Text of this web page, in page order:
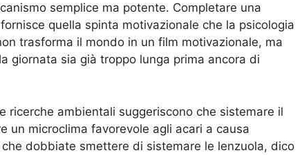
semplice ma potente. Completare una
quella spinta motivazionale che la psicologia
trasforma il mondo in un film motivazionale, ma
giornata sia già troppo lunga prima ancora di
ricerche ambientali suggeriscono che sistemare il
un microclima favorevole agli acari a causa
dobbiate smettere di sistemare le lenzuola, dico